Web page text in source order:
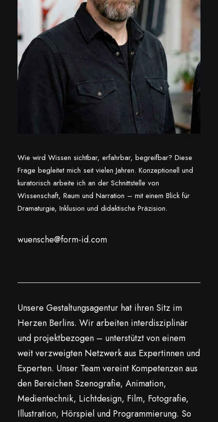
Wie wird Wissen sichtbar, erfahrbar, begreifbar? Diese
Frage begleitet mich seit vielen Jahren. Konzeptionell und
kuratorisch arbeite ich an der Schnittstelle von
Wissenschaft, Raum und Narration – mit einem Blick für
Dramaturgie, Inklusion und didaktische Präzision.
wuensche@form-id.com
Unsere Gestaltungsagentur hat ihren Sitz im
Herzen Berlins. Wir arbeiten interdisziplinär
und projektbezogen – unterstützt von einem
weit verzweigten Netzwerk aus Expertinnen und
Experten. Unser Team vereint Kompetenzen aus
den Bereichen Szenografie, Animation,
Medientechnik, Lichtdesign, Film, Fotografie,
Illustration, Hörspiel und Programmierung. So